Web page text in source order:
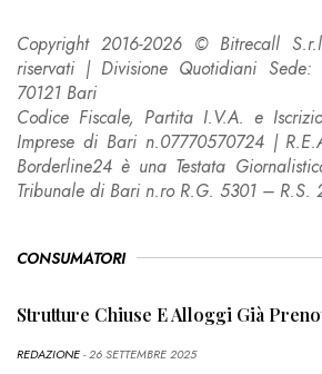
Copyright 2016-2026 © Bitrecall
riservati | Divisione Quotidiani
70121 Bari
Codice Fiscale, Partita I.V.A. e
Imprese di Bari n.07770570724 |
Borderline24 è una Testata
Tribunale di Bari n.ro R.G. 5301 – R.S.
CONSUMATORI
Strutture Chiuse E Alloggi Già
REDAZIONE- 26 SETTEMBRE 2025